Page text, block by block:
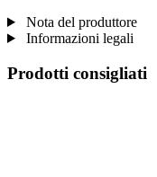
Nota del produttore
Informazioni legali
Prodotti consigliati